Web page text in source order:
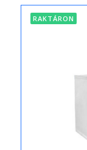
RAKTÁRON